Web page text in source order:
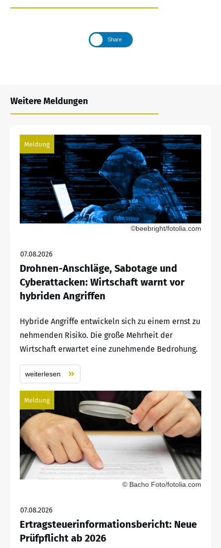
Share
Weitere Meldungen
Meldung
©beebright/fotolia.com
07.08.2026
Drohnen-Anschläge, Sabotage und
Cyberattacken: Wirtschaft warnt vor
hybriden Angriffen
Hybride Angriffe entwickeln sich zu einem ernst zu
nehmenden Risiko. Die große Mehrheit der
Wirtschaft erwartet eine zunehmende Bedrohung.
weiterlesen
Meldung
© Bacho Foto/fotolia.com
07.08.2026
Ertragsteuerinformationsbericht: Neue
Prüfpflicht ab 2026